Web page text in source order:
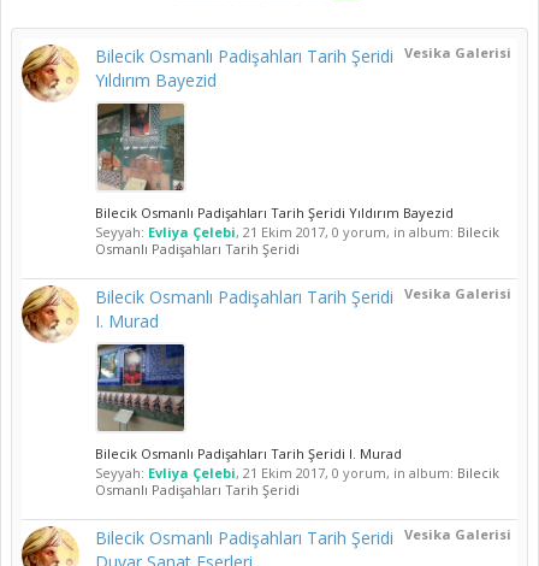
Vesika Galerisi
Bilecik Osmanlı Padişahları Tarih Şeridi
Yıldırım Bayezid
Bilecik Osmanlı Padişahları Tarih Şeridi Yıldırım Bayezid
Seyyah: Evliya Çelebi, 21 Ekim 2017, 0 yorum, in album: Bilecik
Osmanlı Padişahları Tarih Şeridi
Vesika Galerisi
Bilecik Osmanlı Padişahları Tarih Şeridi
I. Murad
Bilecik Osmanlı Padişahları Tarih Şeridi I. Murad
Seyyah: Evliya Çelebi, 21 Ekim 2017, 0 yorum, in album: Bilecik
Osmanlı Padişahları Tarih Şeridi
Vesika Galerisi
Bilecik Osmanlı Padişahları Tarih Şeridi